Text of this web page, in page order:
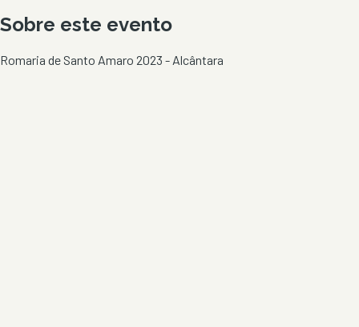
Sobre este evento
Romaria de Santo Amaro 2023 - Alcântara